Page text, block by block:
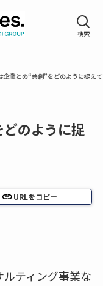
企業との“共創”をどのように捉え
のように捉
URLをコピー
ティング事業な